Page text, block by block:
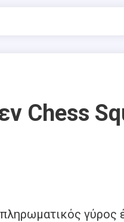
Chess
γύρος